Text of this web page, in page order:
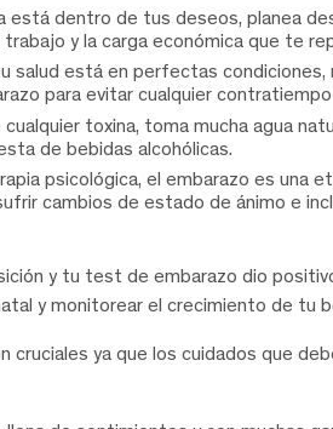
está dentro de tus deseos, planea
y la carga económica que te
salud está en perfectas condiciones,
para evitar cualquier
toxina, toma mucha agua
de bebidas alcohólicas.
psicológica, el embarazo es una
cambios de estado de ánimo e
y tu test de embarazo dio
y monitorear el crecimiento de tu
cruciales ya que los cuidados que